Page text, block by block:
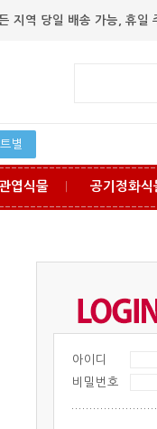
지역 당일 배송 가능, 휴일
별
엽식물 공기정화식
아이디
비밀번호